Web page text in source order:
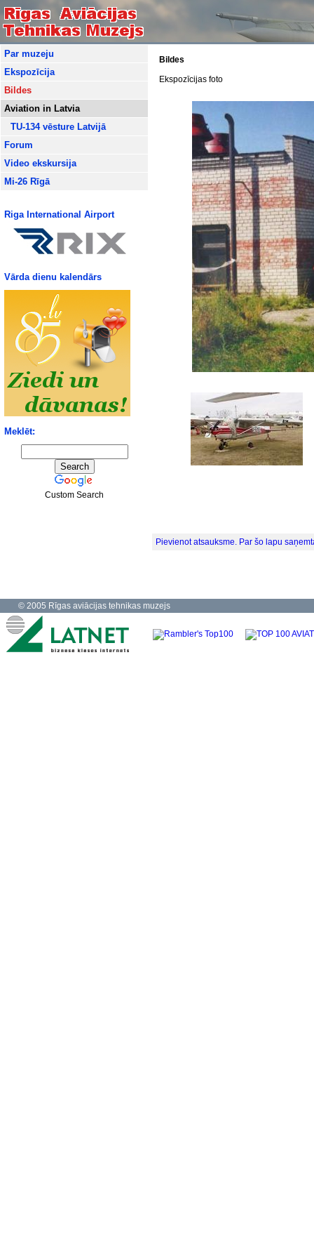
Par muzeju
Ekspozīcija
Bildes
Aviation in Latvia
TU-134 vēsture Latvijā
Forum
Video ekskursija
Mi-26 Rīgā
Riga International Airport
Vārda dienu kalendārs
Meklēt:
Custom Search
Bildes
Ekspozīcijas foto
Pievienot atsauksme. Par šo lapu
© 2005 Rīgas aviācijas tehnikas muzejs